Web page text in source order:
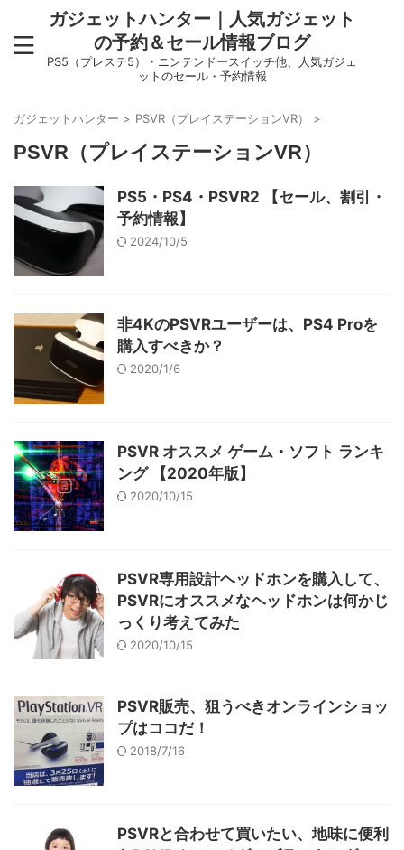
ガジェットハンター｜人気ガジェット
の予約＆セール情報ブログ
PS5（プレステ5）・ニンテンドースイッチ他、人気ガジェ
ットのセール・予約情報
ガジェットハンター > PSVR（プレイステーションVR） >
PSVR（プレイステーションVR）
PS5・PS4・PSVR2 【セール、割引・
予約情報】
2024/10/5
非4KのPSVRユーザーは、PS4 Proを
購入すべきか？
2020/1/6
PSVR オススメ ゲーム・ソフト ランキ
ング 【2020年版】
2020/10/15
PSVR専用設計ヘッドホンを購入して、
PSVRにオススメなヘッドホンは何かじ
っくり考えてみた
2020/10/15
PSVR販売、狙うべきオンラインショッ
プはココだ！
2018/7/16
PSVRと合わせて買いたい、地味に便利